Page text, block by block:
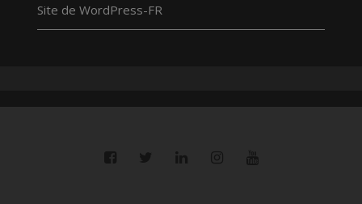
Site de WordPress-FR